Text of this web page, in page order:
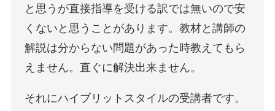
と思うが直接指導を受ける訳では無いので安
くないと思うことがあります。教材と講師の
解説は分からない問題があった時教えてもら
えません。直ぐに解決出来ません。
それにハイブリットスタイルの受講者です。